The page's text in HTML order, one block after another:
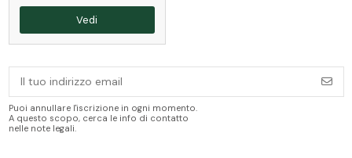
Vedi
Puoi annullare l'iscrizione in ogni momento.
A questo scopo, cerca le info di contatto
nelle note legali.